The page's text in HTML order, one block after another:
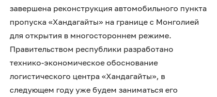
завершена реконструкция автомобильного пункта
пропуска «Хандагайты» на границе с Монголией
для открытия в многостороннем режиме.
Правительством республики разработано
технико-экономическое обоснование
логистического центра «Хандагайты», в
следующем году уже будем заниматься его